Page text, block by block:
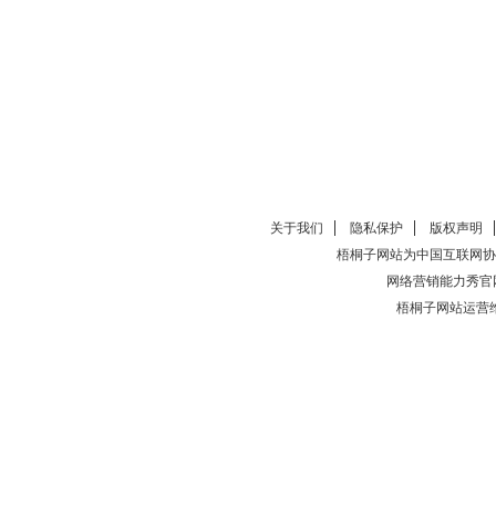
关于我们 隐私保护
版权声明
梧桐子网站为中国互联网
网络营销能力秀官
梧桐子网站运营